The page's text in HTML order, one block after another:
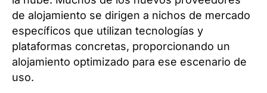
de alojamiento se dirigen a nichos de mercado
específicos que utilizan tecnologías y
plataformas concretas, proporcionando un
alojamiento optimizado para ese escenario de
uso.